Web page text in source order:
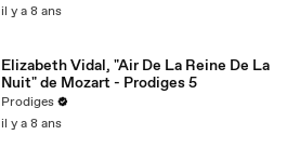
il y a 8 ans
Elizabeth Vidal, "Air De La Reine De La
Nuit" de Mozart - Prodiges 5
Prodiges
il y a 8 ans